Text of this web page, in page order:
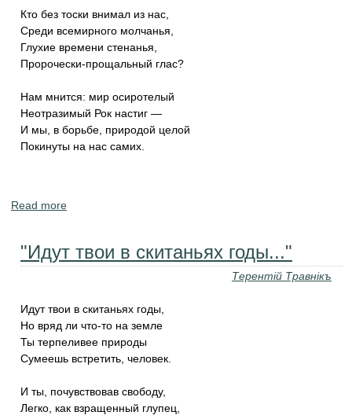
Кто без тоски внимал из нас,
Среди всемирного молчанья,
Глухие времени стенанья,
Пророчески-прощальный глас?
Нам мнится: мир осиротелый
Неотразимый Рок настиг —
И мы, в борьбе, природой целой
Покинуты на нас самих.
Read more
"Идут твои в скитаньях годы..."
Терентiй Травнiкъ
Идут твои в скитаньях годы,
Но вряд ли что-то на земле
Ты терпеливее природы
Сумеешь встретить, человек.
И ты, почувствовав свободу,
Легко, как взращенный глупец,